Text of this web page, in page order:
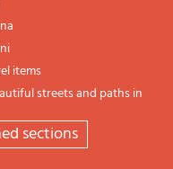
items
streets and paths in
sections